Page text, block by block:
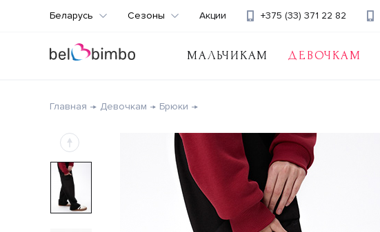
МАЛЬЧИКАМ ДЕВОЧКАМ
+375 (33) 371 22 82
Беларусь Сезоны Акции
Главная Девочкам Брюки